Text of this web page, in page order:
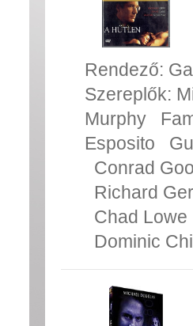
Rendező:
Szereplők:
Murphy
Esposito
Conrad
Richard
Chad Lowe
Dominic